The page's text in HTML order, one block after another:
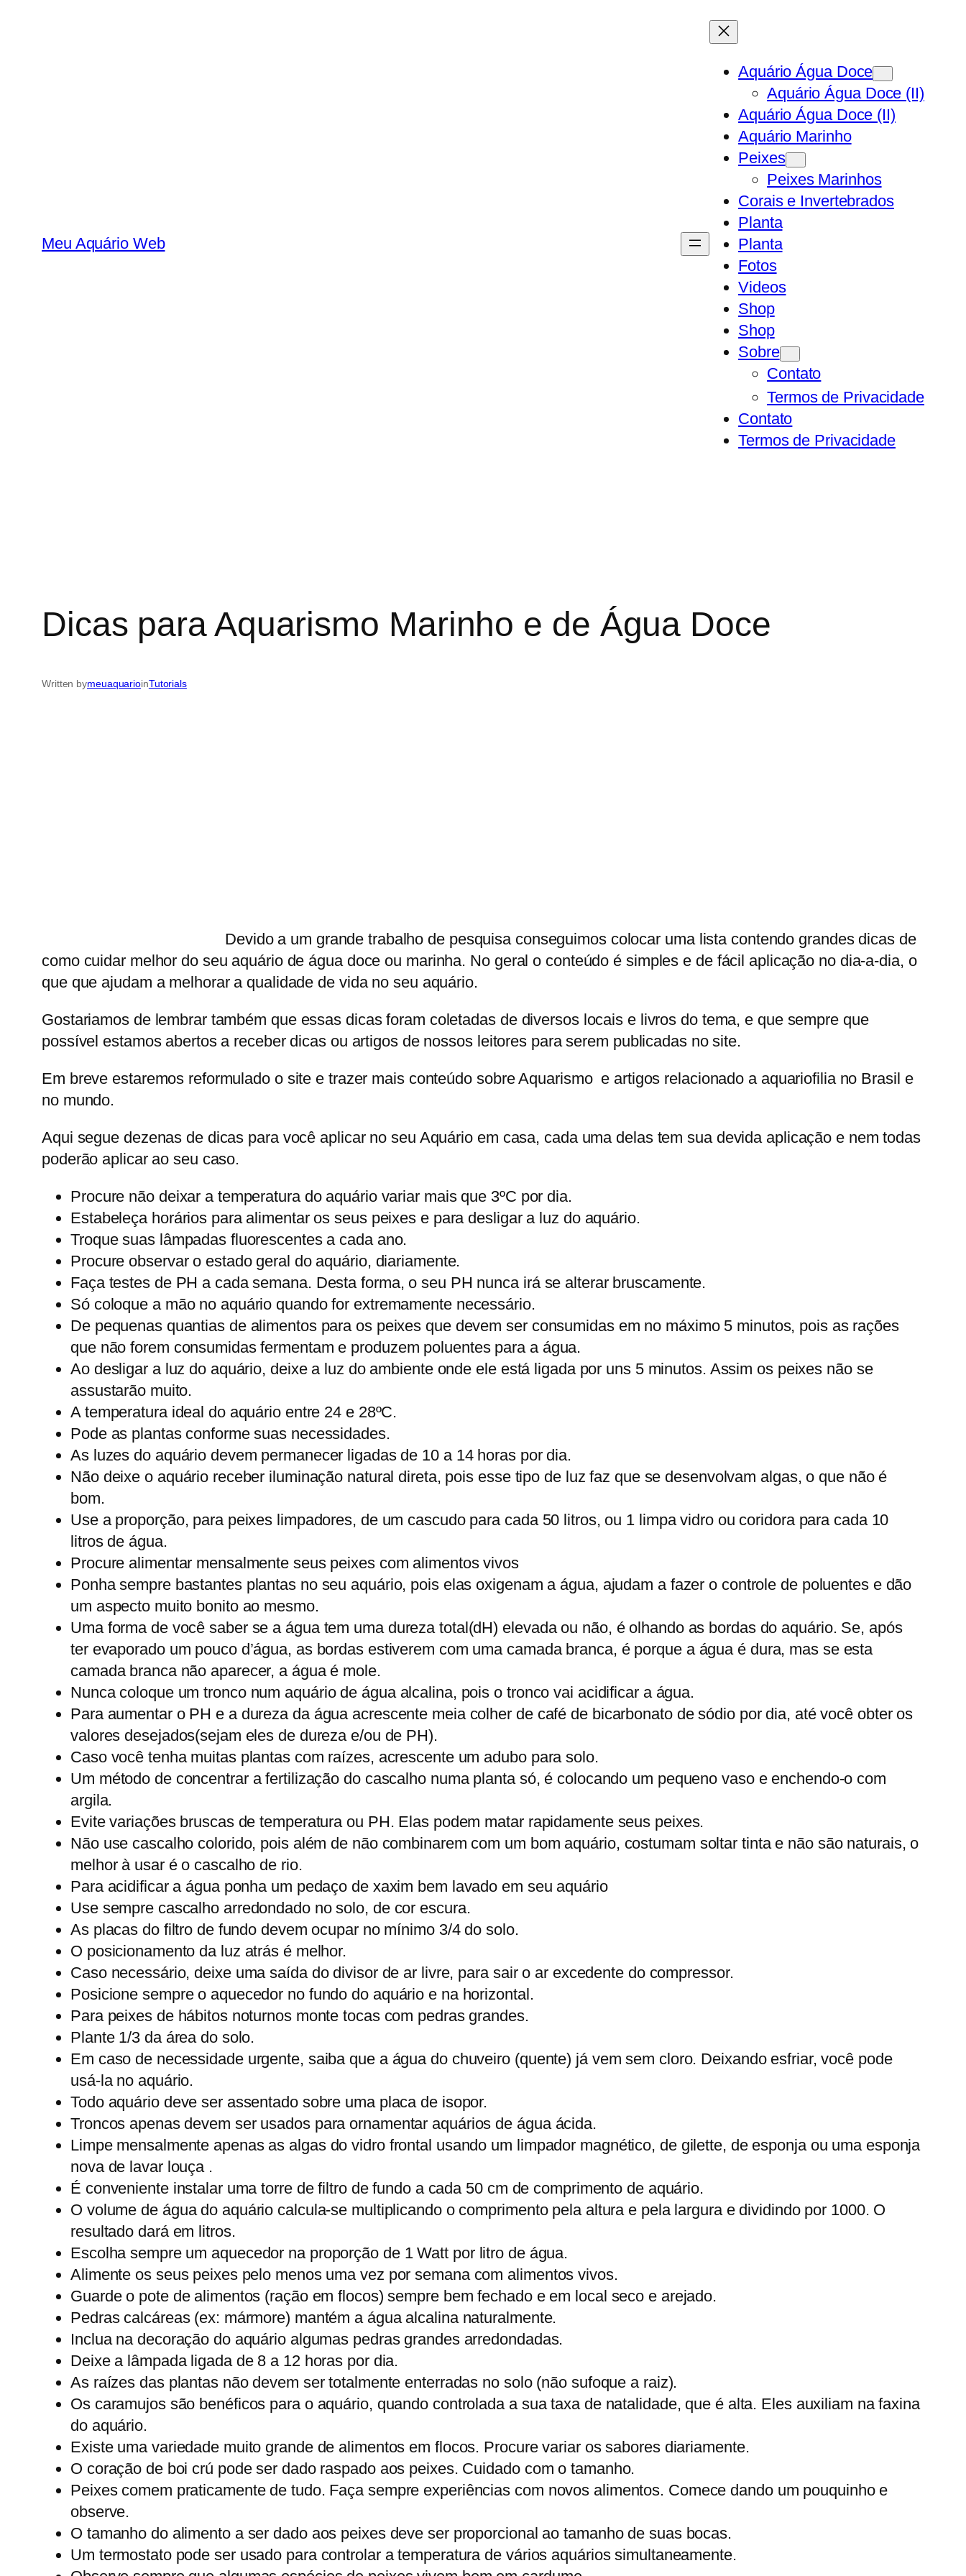
Meu Aquário Web
Aquário Água Doce
Aquário Água Doce (II)
Aquário Água Doce (II)
Aquário Marinho
Peixes
Peixes Marinhos
Corais e Invertebrados
Planta
Planta
Fotos
Videos
Shop
Shop
Sobre
Contato
Termos de Privacidade
Contato
Termos de Privacidade
Dicas para Aquarismo Marinho e de Água Doce
Written bymeuaquarioinTutorials
Devido a um grande trabalho de pesquisa conseguimos colocar uma lista contendo grandes dicas de
como cuidar melhor do seu aquário de água doce ou marinha. No geral o conteúdo é simples e de fácil aplicação no dia-a-dia, o
que que ajudam a melhorar a qualidade de vida no seu aquário.
Gostariamos de lembrar também que essas dicas foram coletadas de diversos locais e livros do tema, e que sempre que
possível estamos abertos a receber dicas ou artigos de nossos leitores para serem publicadas no site.
Em breve estaremos reformulado o site e trazer mais conteúdo sobre Aquarismo e artigos relacionado a aquariofilia no Brasil e
no mundo.
Aqui segue dezenas de dicas para você aplicar no seu Aquário em casa, cada uma delas tem sua devida aplicação e nem todas
poderão aplicar ao seu caso.
Procure não deixar a temperatura do aquário variar mais que 3ºC por dia.
Estabeleça horários para alimentar os seus peixes e para desligar a luz do aquário.
Troque suas lâmpadas fluorescentes a cada ano.
Procure observar o estado geral do aquário, diariamente.
Faça testes de PH a cada semana. Desta forma, o seu PH nunca irá se alterar bruscamente.
Só coloque a mão no aquário quando for extremamente necessário.
De pequenas quantias de alimentos para os peixes que devem ser consumidas em no máximo 5 minutos, pois as rações
que não forem consumidas fermentam e produzem poluentes para a água.
Ao desligar a luz do aquário, deixe a luz do ambiente onde ele está ligada por uns 5 minutos. Assim os peixes não se
assustarão muito.
A temperatura ideal do aquário entre 24 e 28ºC.
Pode as plantas conforme suas necessidades.
As luzes do aquário devem permanecer ligadas de 10 a 14 horas por dia.
Não deixe o aquário receber iluminação natural direta, pois esse tipo de luz faz que se desenvolvam algas, o que não é
bom.
Use a proporção, para peixes limpadores, de um cascudo para cada 50 litros, ou 1 limpa vidro ou coridora para cada 10
litros de água.
Procure alimentar mensalmente seus peixes com alimentos vivos
Ponha sempre bastantes plantas no seu aquário, pois elas oxigenam a água, ajudam a fazer o controle de poluentes e dão
um aspecto muito bonito ao mesmo.
Uma forma de você saber se a água tem uma dureza total(dH) elevada ou não, é olhando as bordas do aquário. Se, após
ter evaporado um pouco d’água, as bordas estiverem com uma camada branca, é porque a água é dura, mas se esta
camada branca não aparecer, a água é mole.
Nunca coloque um tronco num aquário de água alcalina, pois o tronco vai acidificar a água.
Para aumentar o PH e a dureza da água acrescente meia colher de café de bicarbonato de sódio por dia, até você obter os
valores desejados(sejam eles de dureza e/ou de PH).
Caso você tenha muitas plantas com raízes, acrescente um adubo para solo.
Um método de concentrar a fertilização do cascalho numa planta só, é colocando um pequeno vaso e enchendo-o com
argila.
Evite variações bruscas de temperatura ou PH. Elas podem matar rapidamente seus peixes.
Não use cascalho colorido, pois além de não combinarem com um bom aquário, costumam soltar tinta e não são naturais, o
melhor à usar é o cascalho de rio.
Para acidificar a água ponha um pedaço de xaxim bem lavado em seu aquário
Use sempre cascalho arredondado no solo, de cor escura.
As placas do filtro de fundo devem ocupar no mínimo 3/4 do solo.
O posicionamento da luz atrás é melhor.
Caso necessário, deixe uma saída do divisor de ar livre, para sair o ar excedente do compressor.
Posicione sempre o aquecedor no fundo do aquário e na horizontal.
Para peixes de hábitos noturnos monte tocas com pedras grandes.
Plante 1/3 da área do solo.
Em caso de necessidade urgente, saiba que a água do chuveiro (quente) já vem sem cloro. Deixando esfriar, você pode
usá-la no aquário.
Todo aquário deve ser assentado sobre uma placa de isopor.
Troncos apenas devem ser usados para ornamentar aquários de água ácida.
Limpe mensalmente apenas as algas do vidro frontal usando um limpador magnético, de gilette, de esponja ou uma esponja
nova de lavar louça .
É conveniente instalar uma torre de filtro de fundo a cada 50 cm de comprimento de aquário.
O volume de água do aquário calcula-se multiplicando o comprimento pela altura e pela largura e dividindo por 1000. O
resultado dará em litros.
Escolha sempre um aquecedor na proporção de 1 Watt por litro de água.
Alimente os seus peixes pelo menos uma vez por semana com alimentos vivos.
Guarde o pote de alimentos (ração em flocos) sempre bem fechado e em local seco e arejado.
Pedras calcáreas (ex: mármore) mantém a água alcalina naturalmente.
Inclua na decoração do aquário algumas pedras grandes arredondadas.
Deixe a lâmpada ligada de 8 a 12 horas por dia.
As raízes das plantas não devem ser totalmente enterradas no solo (não sufoque a raiz).
Os caramujos são benéficos para o aquário, quando controlada a sua taxa de natalidade, que é alta. Eles auxiliam na faxina
do aquário.
Existe uma variedade muito grande de alimentos em flocos. Procure variar os sabores diariamente.
O coração de boi crú pode ser dado raspado aos peixes. Cuidado com o tamanho.
Peixes comem praticamente de tudo. Faça sempre experiências com novos alimentos. Comece dando um pouquinho e
observe.
O tamanho do alimento a ser dado aos peixes deve ser proporcional ao tamanho de suas bocas.
Um termostato pode ser usado para controlar a temperatura de vários aquários simultaneamente.